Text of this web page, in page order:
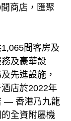
商店，匯聚
間客房及
及豪華設
先進設施，
店於2022年
— 香港乃九龍
全資附屬機